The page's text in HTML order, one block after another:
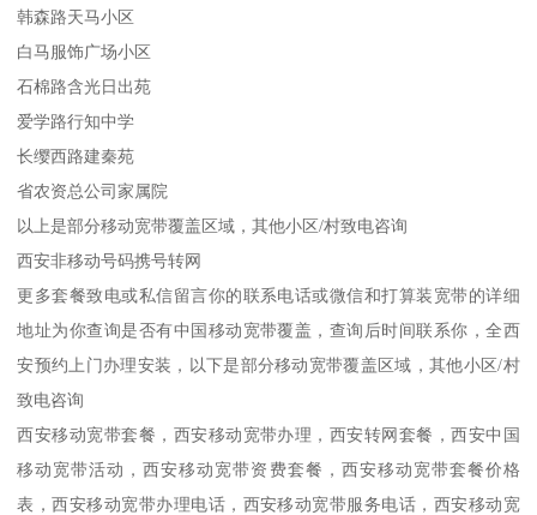
韩森路天马小区
白马服饰广场小区
石棉路含光日出苑
爱学路行知中学
长缨西路建秦苑
省农资总公司家属院
以上是部分移动宽带覆盖区域，其他小区/村致电咨询
西安非移动号码携号转网
更多套餐致电或私信留言你的联系电话或微信和打算装宽带的详细
地址为你查询是否有中国移动宽带覆盖，查询后时间联系你，全西
安预约上门办理安装，以下是部分移动宽带覆盖区域，其他小区/村
致电咨询
西安移动宽带套餐，西安移动宽带办理，西安转网套餐，西安中国
移动宽带活动，西安移动宽带资费套餐，西安移动宽带套餐价格
表，西安移动宽带办理电话，西安移动宽带服务电话，西安移动宽